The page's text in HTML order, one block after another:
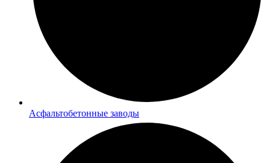
Асфальтобетонные заводы